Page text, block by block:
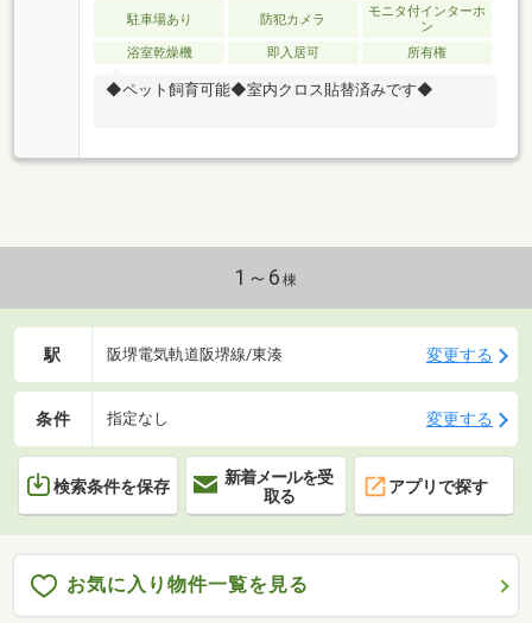
駐車場あり 防犯カメラ
モニタ付インターホ
ン
浴室乾燥機
即入居可 所有権
◆ペット飼育可能◆室内クロス貼替済みです◆
1～6 棟
駅 阪堺電気軌道阪堺線/東湊 変更する
条件 指定なし 変更する
検索条件を保存
新着メールを受
取る
アプリで探す
お気に入り物件一覧を見る